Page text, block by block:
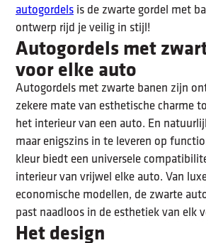
autogordels is de zwarte gordel met
ontwerp rijd je veilig in stijl!
Autogordels met
voor elke auto
Autogordels met zwarte banen zijn
zekere mate van esthetische charme
het interieur van een auto. En
maar enigszins in te leveren op
kleur biedt een universele
interieur van vrijwel elke auto. Van
economische modellen, de zwarte
past naadloos in de esthetiek van elk
Het design